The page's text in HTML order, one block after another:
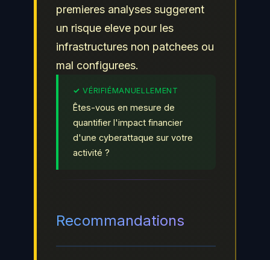
premieres analyses suggerent
un risque eleve pour les
infrastructures non patchees ou
mal configurees.
Êtes-vous en mesure de
quantifier l'impact financier
d'une cyberattaque sur votre
activité ?
Recommandations